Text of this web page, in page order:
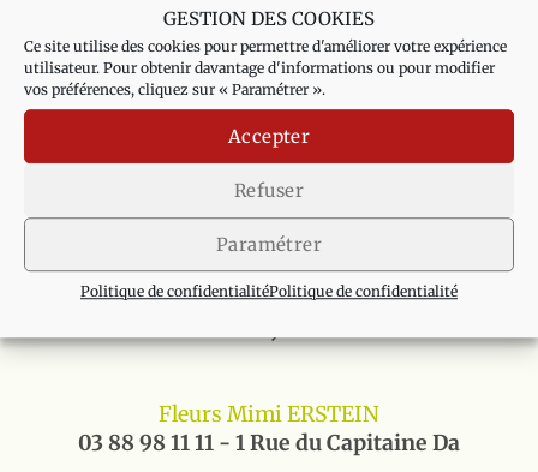
GESTION DES COOKIES
Ce site utilise des cookies pour permettre d'améliorer votre expérience
utilisateur. Pour obtenir davantage d'informations ou pour modifier
vos préférences, cliquez sur « Paramétrer ».
Accepter
Refuser
Paramétrer
Politique de confidentialitéPolitique de confidentialité
Fleurs Agnès HILSENHEIM
03 88 57 62 41 - 14 Rue de l’église
Du Mardi au Vendredi
9h/12h - 14h/19h
Samedi : 8h30/12h - 14h/17h
Fermé le mercredi matin
Fleurs Mimi ERSTEIN
03 88 98 11 11 - 1 Rue du Capitaine Da